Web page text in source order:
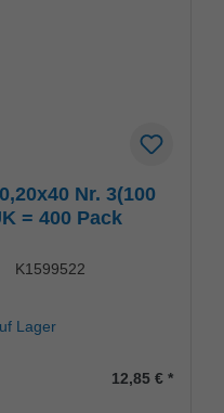
Nr. 3(100
= 400 Pack
K1599522
Lager
12,85 €*